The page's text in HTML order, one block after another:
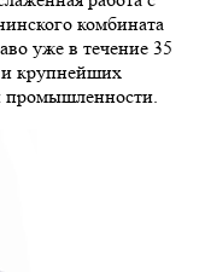
комбината
уже в течение 35
и крупнейших
промышленности.